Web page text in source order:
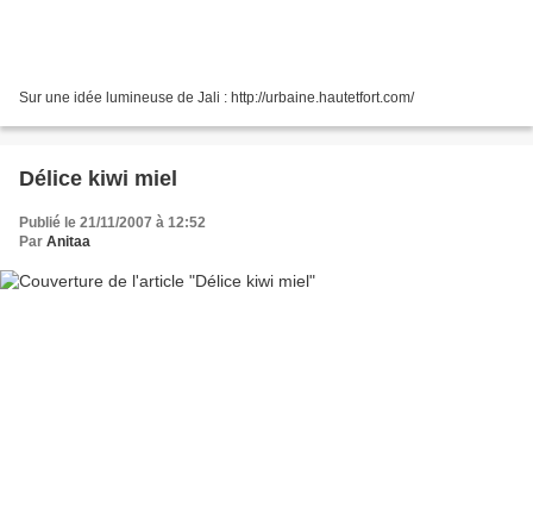
Sur une idée lumineuse de Jali : http://urbaine.hautetfort.com/
Délice kiwi miel
Publié le 21/11/2007 à 12:52
Par Anitaa